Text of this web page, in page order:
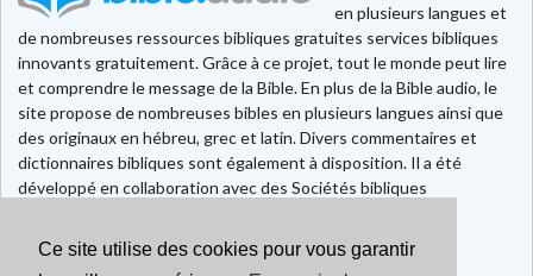
Ce site utilise des cookies pour vous garantir
en plusieurs langues et
de nombreuses ressources bibliques gratuites services bibliques
innovants gratuitement. Grâce à ce projet, tout le monde peut lire
et comprendre le message de la Bible. En plus de la Bible audio, le
site propose de nombreuses bibles en plusieurs langues ainsi que
des originaux en hébreu, grec et latin. Divers commentaires et
dictionnaires bibliques sont également à disposition. Il a été
développé en collaboration avec des Sociétés bibliques
Faire un don